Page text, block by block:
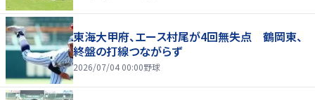
東海大甲府、エース村尾が4回無失点 鶴岡東、
終盤の打線つながらず
2026/07/04 00:00野球